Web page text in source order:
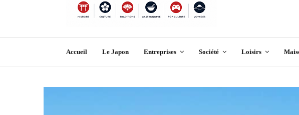
Accueil Le Japon Entreprises Société Loisirs